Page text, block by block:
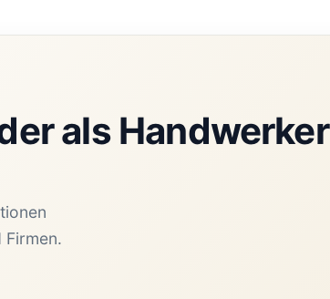
als Handwerker